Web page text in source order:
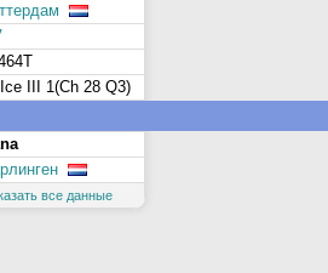
Ice III 1(Ch 28 Q3)
все данные